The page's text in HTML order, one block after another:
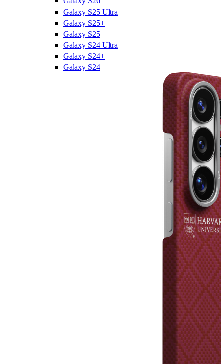
Galaxy S25 Ultra
Galaxy S25+
Galaxy S25
Galaxy S24 Ultra
Galaxy S24+
Galaxy S24